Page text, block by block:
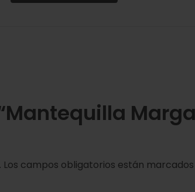
Los campos obligatorios están